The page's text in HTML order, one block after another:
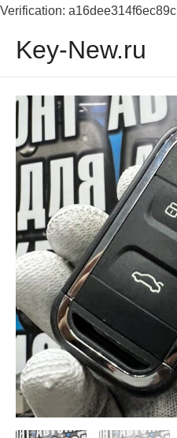
Verification: a16dee314f6ec89c
Key-New.ru